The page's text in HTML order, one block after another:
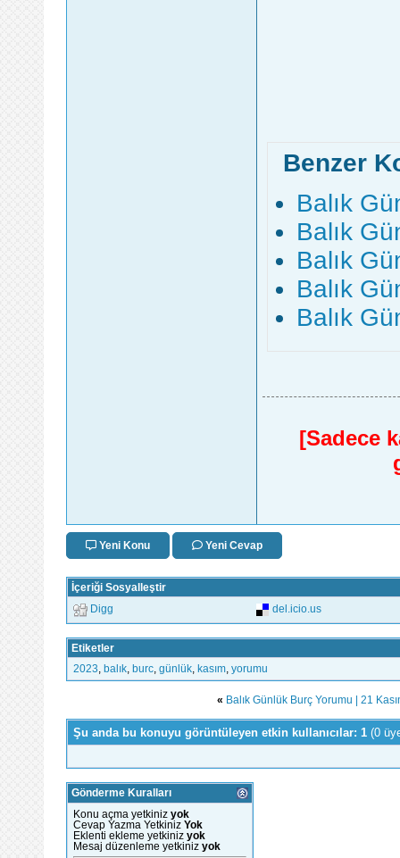
Benzer
Balık
Balık
Balık
Balık
Balık
[Sadece
Yeni Konu Yeni Cevap
İçeriği Sosyalleştir
Digg del.icio.us
Etiketler
2023
balık burc günlük kasım yorumu
« Balık Günlük Burç Yorumu | 21
Şu anda bu konuyu görüntüleyen etkin kullanıcılar: 1 (0
Gönderme Kuralları
Konu açma yetkiniz yok
Cevap Yazma Yetkiniz Yok
Eklenti ekleme yetkiniz yok
Mesaj düzenleme yetkiniz yok